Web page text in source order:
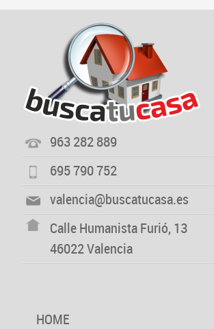
963 282 889
695 790 752
valencia@buscatucasa.es
Calle Humanista Furió, 13
46022 Valencia
HOME